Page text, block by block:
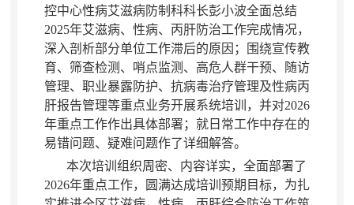
控中心性病艾滋病防制科科长彭小波全面总结
2025年艾滋病、性病、丙肝防治工作完成情况，
深入剖析部分单位工作滞后的原因；围绕宣传教
育、筛查检测、哨点监测、高危人群干预、随访
管理、职业暴露防护、抗病毒治疗管理及性病丙
肝报告管理等重点业务开展系统培训 ， 并对2026
年重点工作作出具体部署；就日常工作中存在的
易错问题、疑难问题作了详细解答。
本次培训组织周密、内容详实， 全面部署了
2026年重点工作，圆满达成培训预期目标， 为扎